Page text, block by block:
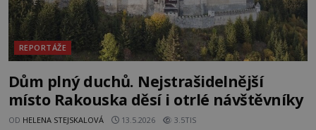
REPORTÁŽE
Dům plný duchů. Nejstrašidelnější
místo Rakouska děsí i otrlé návštěvníky
OD HELENA STEJSKALOVÁ 13.5.2026 3.5TIS